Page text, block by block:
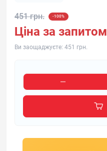
451 грн. -100%
Ціна за запитом
Ви заощаджуєте: 451 грн.